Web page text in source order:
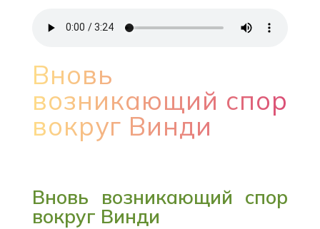
Вновь
возникающий спор
вокруг Винди
Вновь возникающий спор
вокруг Винди